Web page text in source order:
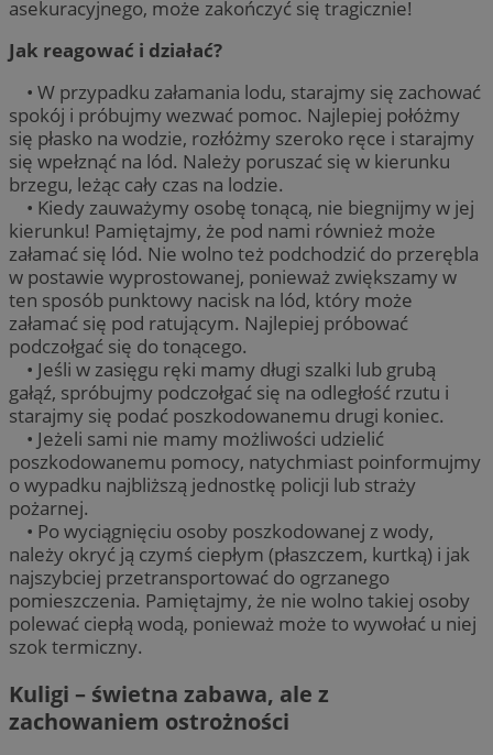
asekuracyjnego, może zakończyć się tragicznie!
Jak reagować i działać?
• W przypadku załamania lodu, starajmy się zachować
spokój i próbujmy wezwać pomoc. Najlepiej połóżmy
się płasko na wodzie, rozłóżmy szeroko ręce i starajmy
się wpełznąć na lód. Należy poruszać się w kierunku
brzegu, leżąc cały czas na lodzie.
• Kiedy zauważymy osobę tonącą, nie biegnijmy w jej
kierunku! Pamiętajmy, że pod nami również może
załamać się lód. Nie wolno też podchodzić do przerębla
w postawie wyprostowanej, ponieważ zwiększamy w
ten sposób punktowy nacisk na lód, który może
załamać się pod ratującym. Najlepiej próbować
podczołgać się do tonącego.
• Jeśli w zasięgu ręki mamy długi szalki lub grubą
gałąź, spróbujmy podczołgać się na odległość rzutu i
starajmy się podać poszkodowanemu drugi koniec.
• Jeżeli sami nie mamy możliwości udzielić
poszkodowanemu pomocy, natychmiast poinformujmy
o wypadku najbliższą jednostkę policji lub straży
pożarnej.
• Po wyciągnięciu osoby poszkodowanej z wody,
należy okryć ją czymś ciepłym (płaszczem, kurtką) i jak
najszybciej przetransportować do ogrzanego
pomieszczenia. Pamiętajmy, że nie wolno takiej osoby
polewać ciepłą wodą, ponieważ może to wywołać u niej
szok termiczny.
Kuligi – świetna zabawa, ale z
zachowaniem ostrożności